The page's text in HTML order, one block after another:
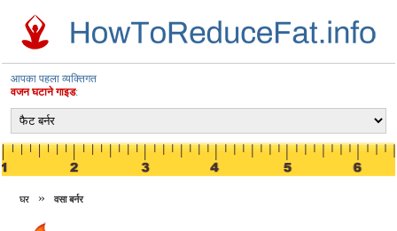
आपका पहला व्यक्तिगत
वजन घटाने गाइड:
घर वसा बर्नर